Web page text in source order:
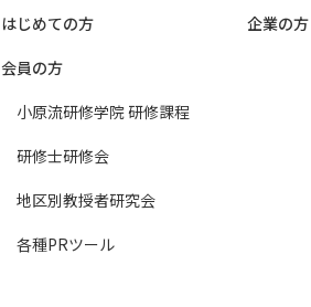
はじめての方
会員の方
小原流研修学院 研修課程
研修士研修会
地区別教授者研究会
各種PRツール
企業の方